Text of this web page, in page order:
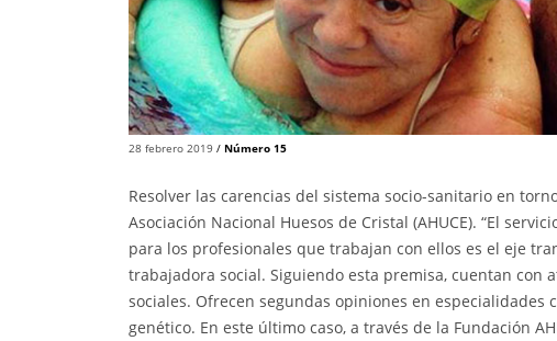
28 febrero 2019 / Número 15
Resolver las carencias del sistema socio-sanitario en
Asociación Nacional Huesos de Cristal (AHUCE). “El
para los profesionales que trabajan con ellos es el eje
trabajadora social. Siguiendo esta premisa, cuentan con
sociales. Ofrecen segundas opiniones en
genético. En este último caso, a través de la Fundación